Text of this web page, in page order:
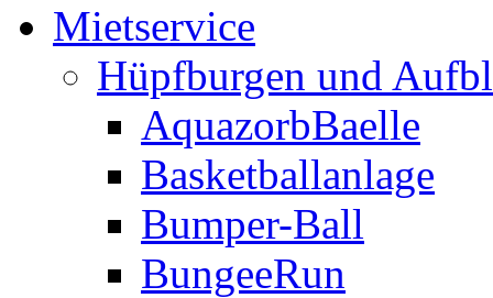
Mietservice
Hüpfburgen und
AquazorbBaelle
Basketballanlage
Bumper-Ball
BungeeRun